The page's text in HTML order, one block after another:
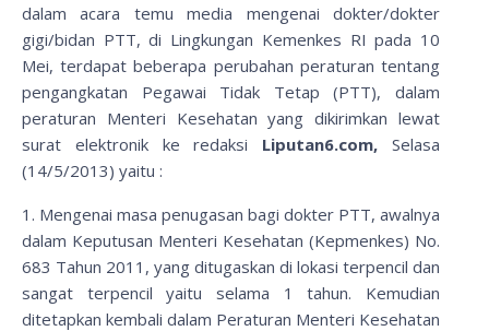
dalam acara temu media mengenai dokter/dokter
gigi/bidan PTT, di Lingkungan Kemenkes RI pada 10
Mei, terdapat beberapa perubahan peraturan tentang
pengangkatan Pegawai Tidak Tetap (PTT), dalam
peraturan Menteri Kesehatan yang dikirimkan lewat
surat elektronik ke redaksi Liputan6.com, Selasa
(14/5/2013) yaitu :
1. Mengenai masa penugasan bagi dokter PTT, awalnya
dalam Keputusan Menteri Kesehatan (Kepmenkes) No.
683 Tahun 2011, yang ditugaskan di lokasi terpencil dan
sangat terpencil yaitu selama 1 tahun. Kemudian
ditetapkan kembali dalam Peraturan Menteri Kesehatan